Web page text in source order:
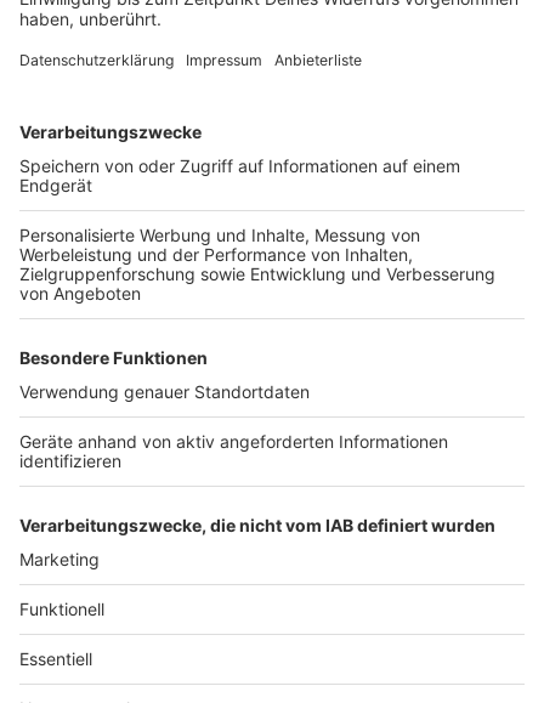
Auch sollte man bei Hilfswerken auf die Vernetzung
ankommen. DieAktion Lichtblicke
über 25 Jahren in NRW für Kinder und deren Familien im
Einsatz. Durch die Vernetzung über die 45
gibt auch viele andere, kleine gut vernetzte
Organisationen, die vor Ort helfen können. Auch andere
große Hilfswerke haben gute Kontakte. Hier hilft es
Informieren.
Autor: David Müller
Anzeige
Anzeige